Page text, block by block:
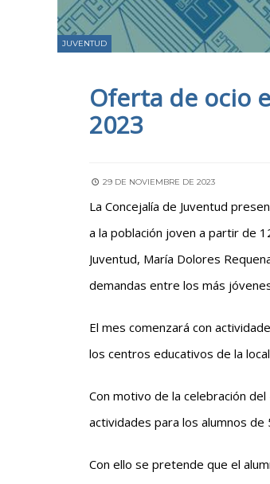
JUVENTUD
Oferta de ocio
2023
29 DE NOVIEMBRE DE 2023
La Concejalía de Juventud
a la población joven a partir de
Juventud, María Dolores
demandas entre los más
El mes comenzará con
los centros educativos de la
Con motivo de la celebración del
actividades para los alumnos de
Con ello se pretende que el